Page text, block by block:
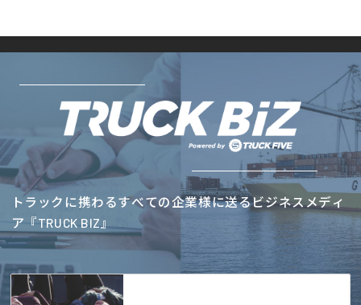
トラックに携わるすべての企業様に送るビジネスメディ
ア『TRUCK BIZ』